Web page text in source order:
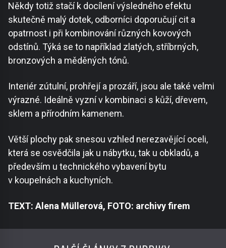
Někdy totiž stačí k docílení výsledného efektu
skutečně malý dotek, odborníci doporučují cit a
opatrnost i při kombinování různých kovových
odstínů. Týká se to například zlatých, stříbrných,
bronzových a měděných tónů.
Interiér zútulní, prohřejí a prozáří, jsou ale také velmi
výrazné. Ideálně vyzní v kombinaci s kůží, dřevem,
sklem a přírodním kamenem.
Větší plochy pak snesou vzhled nerezavějící oceli,
která se osvědčila jak u nábytku, tak u obkladů, a
především u technického vybavení bytu
v koupelnách a kuchyních.
TEXT: Alena Müllerová, FOTO: archivy firem